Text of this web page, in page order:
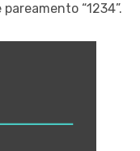
“1234”.